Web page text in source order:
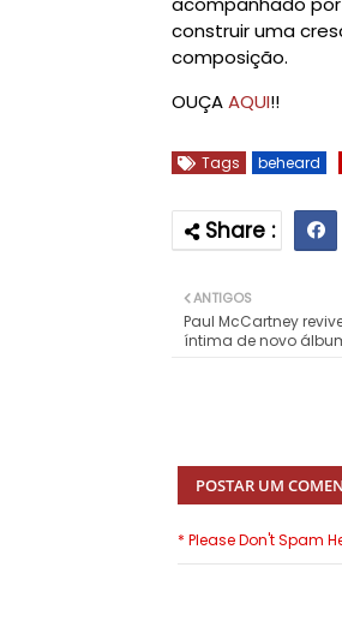
construir uma
composição.
OUÇAAQUI!!
Tags beheard
ANTIGOS
Paul McCartney
íntima de novo
POSTAR UM
* Please Don't Spam